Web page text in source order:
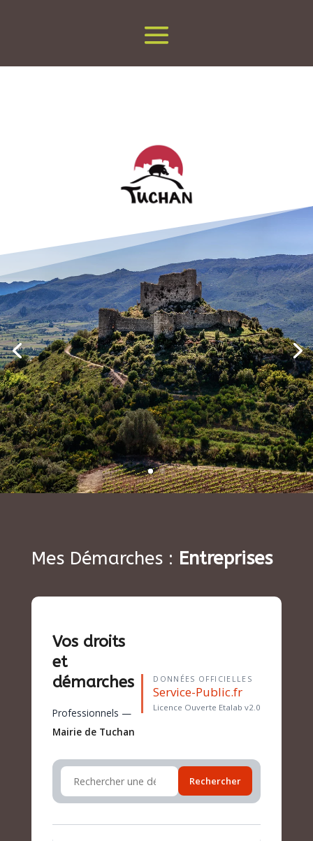
Mes Démarches : Entreprises
Vos droits
et
démarches
Professionnels —
Mairie de Tuchan
DONNÉES OFFICIELLES
Service-Public.fr
Licence Ouverte Etalab v2.0
Rechercher